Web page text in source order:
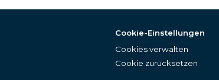
Cookie-Einstellungen
Cookies verwalten
Cookie zurücksetzen